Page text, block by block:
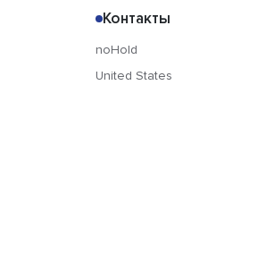
Контакты
noHold
United States